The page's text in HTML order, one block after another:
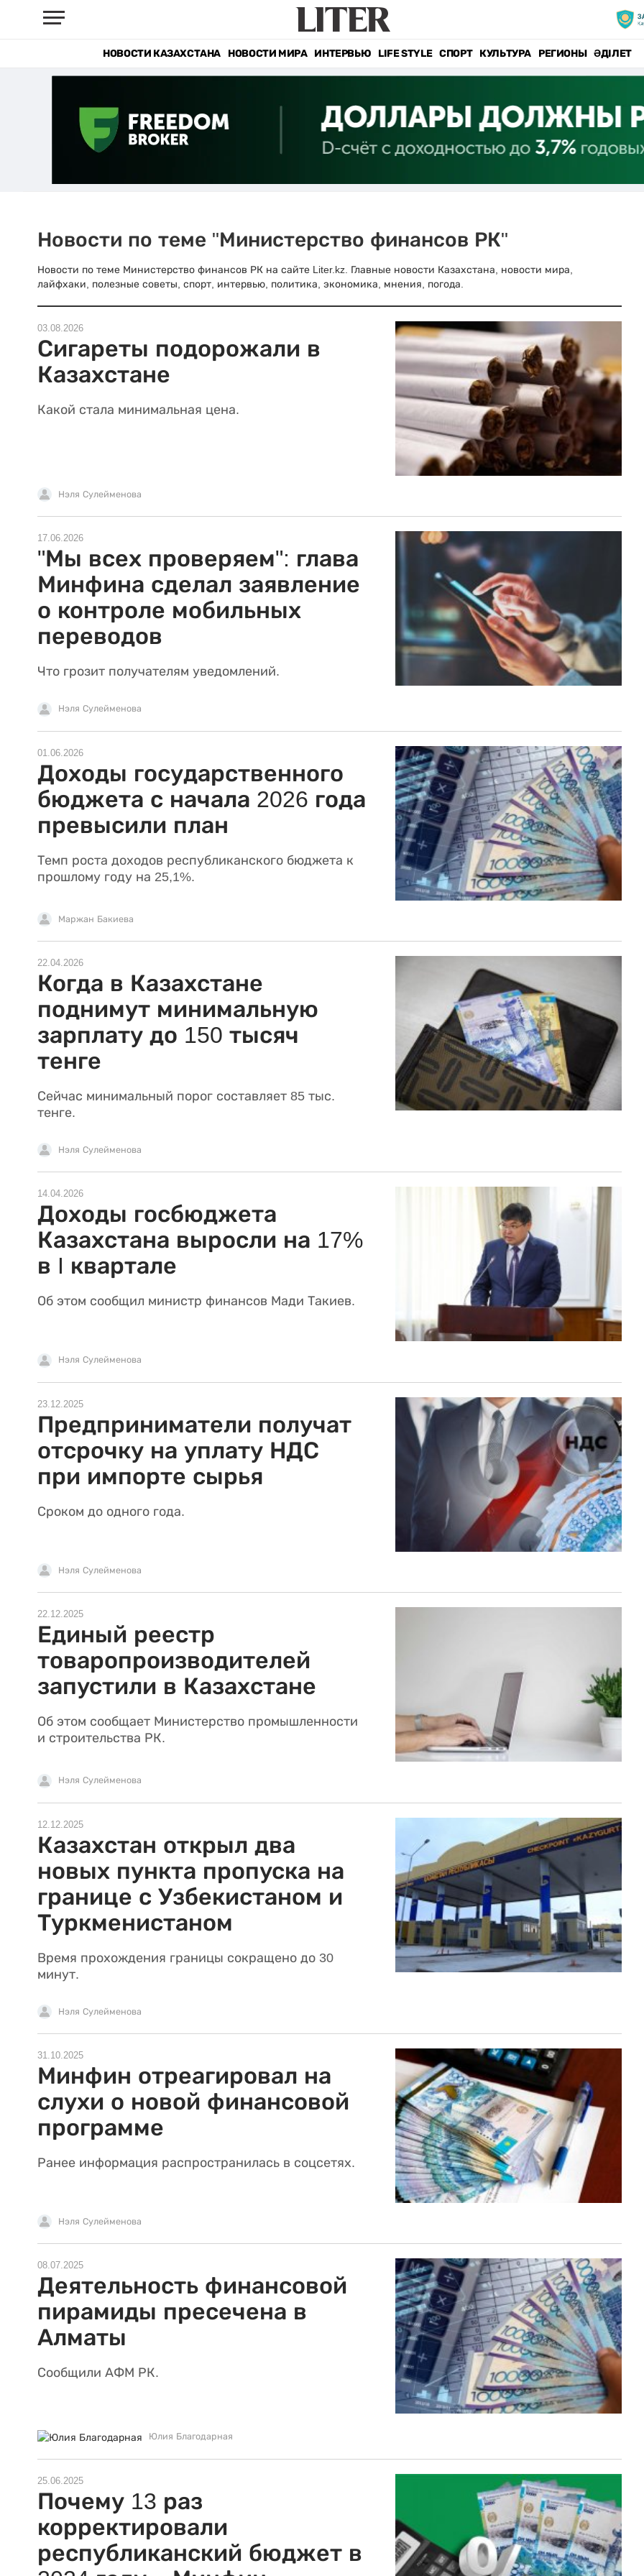
НОВОСТИ КАЗАХСТАНА НОВОСТИ МИРА ИНТЕРВЬЮ LIFE STYLE СПОРТ КУЛЬТУРА РЕГИОНЫ ӘДІЛЕТ
Новости по теме "Министерство финансов РК"
Новости по теме Министерство финансов РК на сайте Liter.kz. Главные новости Казахстана, новости мира,
лайфхаки, полезные советы, спорт, интервью, политика, экономика, мнения, погода.
03.08.2026
Сигареты подорожали в
Казахстане
Какой стала минимальная цена.
Нэля Сулейменова
17.06.2026
"Мы всех проверяем": глава
Минфина сделал заявление
о контроле мобильных
переводов
Что грозит получателям уведомлений.
Нэля Сулейменова
01.06.2026
Доходы государственного
бюджета с начала 2026 года
превысили план
Темп роста доходов республиканского бюджета к
прошлому году на 25,1%.
Маржан Бакиева
22.04.2026
Когда в Казахстане
поднимут минимальную
зарплату до 150 тысяч
тенге
Сейчас минимальный порог составляет 85 тыс.
тенге.
Нэля Сулейменова
14.04.2026
Доходы госбюджета
Казахстана выросли на 17%
в I квартале
Об этом сообщил министр финансов Мади Такиев.
Нэля Сулейменова
23.12.2025
Предприниматели получат
отсрочку на уплату НДС
при импорте сырья
Сроком до одного года.
Нэля Сулейменова
22.12.2025
Единый реестр
товаропроизводителей
запустили в Казахстане
Об этом сообщает Министерство промышленности
и строительства РК.
Нэля Сулейменова
12.12.2025
Казахстан открыл два
новых пункта пропуска на
границе с Узбекистаном и
Туркменистаном
Время прохождения границы сокращено до 30
минут.
Нэля Сулейменова
31.10.2025
Минфин отреагировал на
слухи о новой финансовой
программе
Ранее информация распространилась в соцсетях.
Нэля Сулейменова
08.07.2025
Деятельность финансовой
пирамиды пресечена в
Алматы
Сообщили АФМ РК.
Юлия Благодарная
25.06.2025
Почему 13 раз
корректировали
республиканский бюджет в